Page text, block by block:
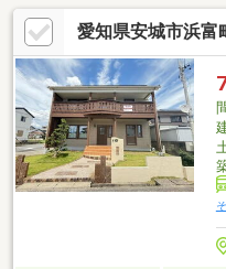
広々と有効活用できます。・
気持ちの良い風が通り抜け、
で、家族の生活動線がスム
ドミー安城横山店 619ｍ・セ
店 295 m・V・ドラッグ安城
パークららぽーと安城 2.2
愛知県安城市浜富